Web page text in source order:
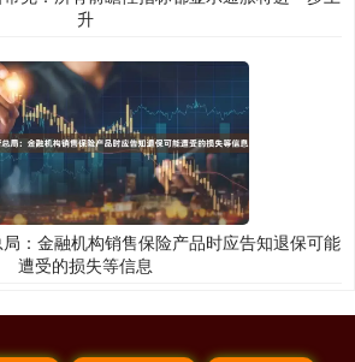
升
：金融机构销售保险产品时应告知退保可能
遭受的损失等信息